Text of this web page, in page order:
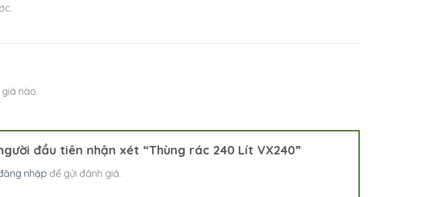
nào.
đầu tiên nhận xét “Thùng rác 240 Lít VX240”
nhập để gửi đánh giá.